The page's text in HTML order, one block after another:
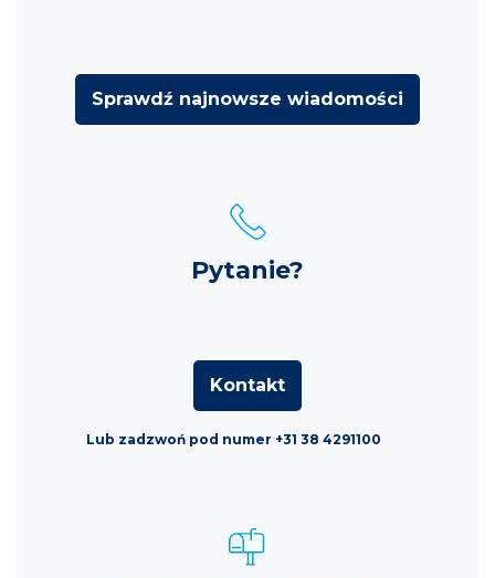
Sprawdź najnowsze wiadomości
Pytanie?
Kontakt
Lub zadzwoń pod numer +31 38 4291100